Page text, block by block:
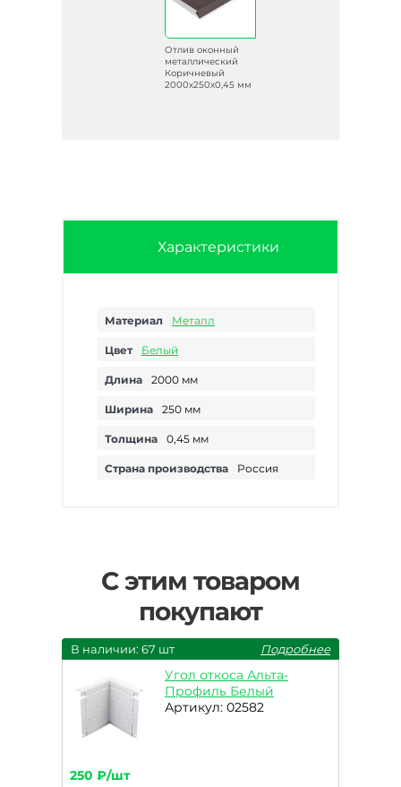
Отлив оконный
металлический
Коричневый
2000х250х0,45 мм
Характеристики
Материал Металл
Цвет Белый
Длина 2000 мм
Ширина 250 мм
Толщина 0,45 мм
Страна производства Россия
С этим товаром
покупают
В наличии: 67 шт Подробнее
Угол откоса Альта-
Профиль Белый
Артикул: 02582
250 ₽/шт